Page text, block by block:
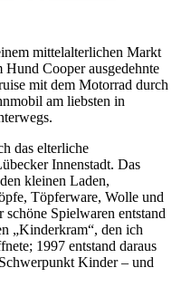
mittelalterlichen Markt
Hund Cooper ausgedehnte
mit dem Motorrad durch
am liebsten in
das elterliche
Innenstadt. Das
kleinen Laden,
Töpferware, Wolle und
Spielwaren entstand
„Kinderkram“, den ich
1997 entstand daraus
Kinder – und